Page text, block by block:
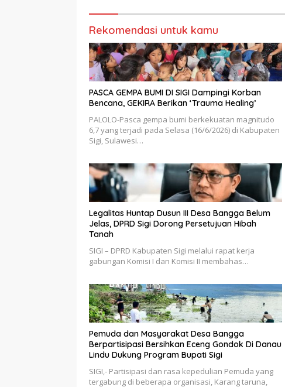
Rekomendasi untuk kamu
PASCA GEMPA BUMI DI SIGI Dampingi Korban
Bencana, GEKIRA Berikan ‘Trauma Healing’
PALOLO-Pasca gempa bumi berkekuatan magnitudo
6,7 yang terjadi pada Selasa (16/6/2026) di Kabupaten
Sigi, Sulawesi…
Legalitas Huntap Dusun III Desa Bangga Belum
Jelas, DPRD Sigi Dorong Persetujuan Hibah
Tanah
SIGI – DPRD Kabupaten Sigi melalui rapat kerja
gabungan Komisi I dan Komisi II membahas…
Pemuda dan Masyarakat Desa Bangga
Berpartisipasi Bersihkan Eceng Gondok Di Danau
Lindu Dukung Program Bupati Sigi
SIGI,- Partisipasi dan rasa kepedulian Pemuda yang
tergabung di beberapa organisasi, Karang taruna,